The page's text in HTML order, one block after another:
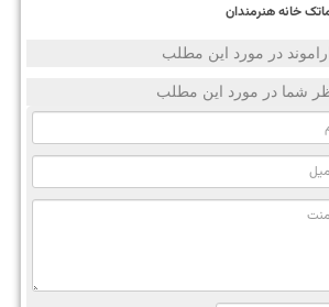
خانه هنرمندان
در مورد این مطلب
شما در مورد این مطلب